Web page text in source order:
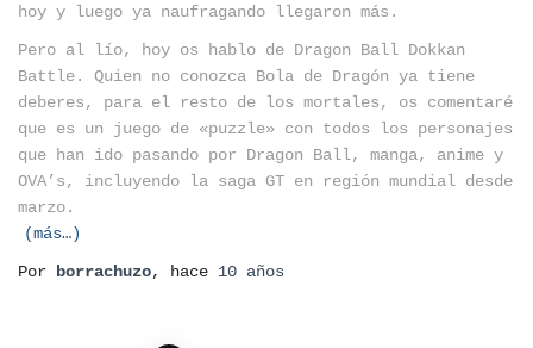
hoy y luego ya naufragando llegaron más.
Pero al lío, hoy os hablo de Dragon Ball Dokkan
Battle. Quien no conozca Bola de Dragón ya tiene
deberes, para el resto de los mortales, os comentaré
que es un juego de «puzzle» con todos los personajes
que han ido pasando por Dragon Ball, manga, anime y
OVA’s, incluyendo la saga GT en región mundial desde
marzo.
(más…)
Por borrachuzo, hace 10 años